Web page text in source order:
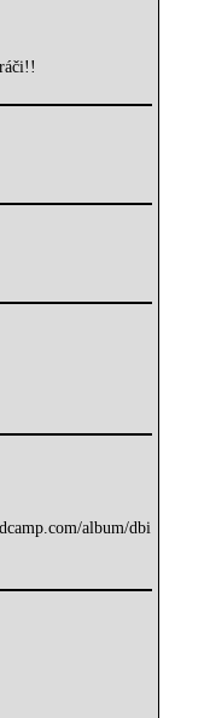
album/dbi